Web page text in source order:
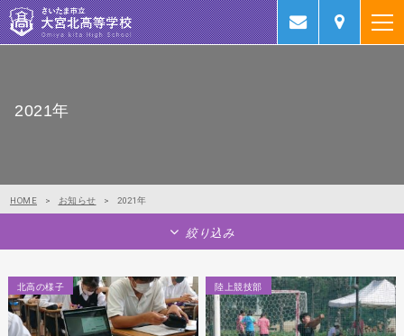
2021年
HOME > お知らせ > 2021年
絞り込み
北高の様子 陸上競技部